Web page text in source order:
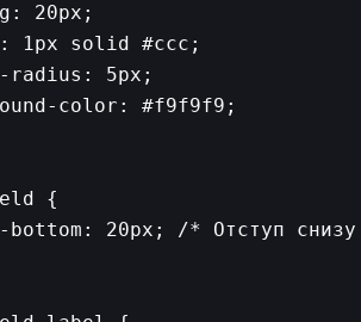
20px;
1px solid #ccc;
radius: 5px;
color: #f9f9f9;
{
bottom: 20px; /* Отступ